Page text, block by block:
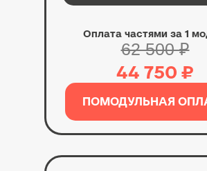
ПОМОДУЛЬНАЯ
44 750 ₽
62 500 ₽
Оплата частями за 1